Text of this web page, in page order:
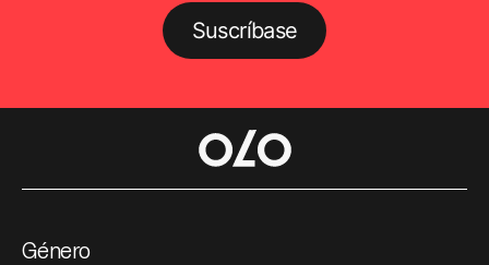
Suscríbase
Género